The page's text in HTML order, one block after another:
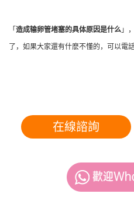
「 造成输卵管堵塞的具体原因是什么 」
了，如果大家還有什麽不懂的，可以電話
在線諮詢